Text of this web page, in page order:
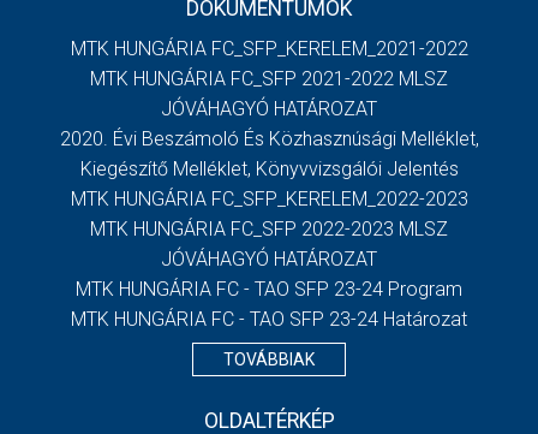
DOKUMENTUMOK
MTK HUNGÁRIA FC_SFP_KERELEM_2021-2022
MTK HUNGÁRIA FC_SFP 2021-2022 MLSZ
JÓVÁHAGYÓ HATÁROZAT
2020. Évi Beszámoló És Közhasznúsági Melléklet,
Kiegészítő Melléklet, Könyvvizsgálói Jelentés
MTK HUNGÁRIA FC_SFP_KERELEM_2022-2023
MTK HUNGÁRIA FC_SFP 2022-2023 MLSZ
JÓVÁHAGYÓ HATÁROZAT
MTK HUNGÁRIA FC - TAO SFP 23-24 Program
MTK HUNGÁRIA FC - TAO SFP 23-24 Határozat
TOVÁBBIAK
OLDALTÉRKÉP